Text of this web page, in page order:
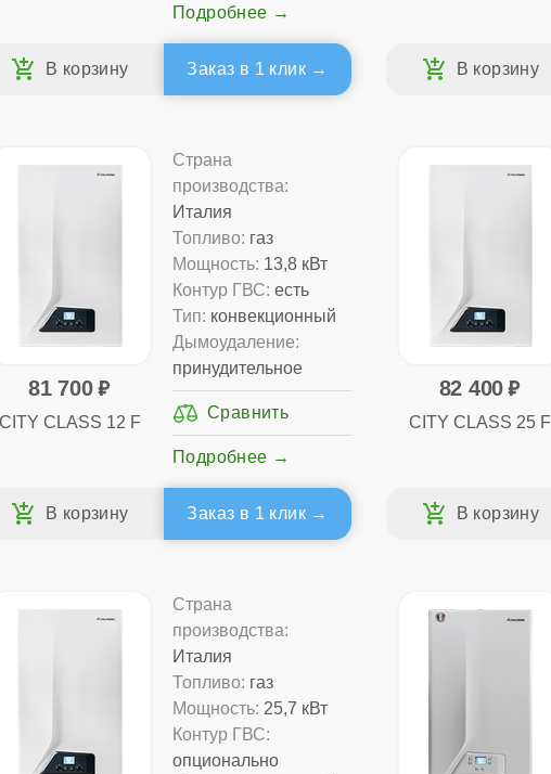
Подробнее
Заказ в 1 клик
81 700
CITY CLASS 12 F
Страна
производства:
Италия
Топливо: газ
Мощность: 13,8 кВт
Контур ГВС: есть
Тип: конвекционный
Дымоудаление:
принудительное
Подробнее
Заказ в 1 клик
82 400
CITY CLASS 25 F
Страна
производства:
Италия
Топливо: газ
Мощность: 25,7 кВт
Контур ГВС:
опционально